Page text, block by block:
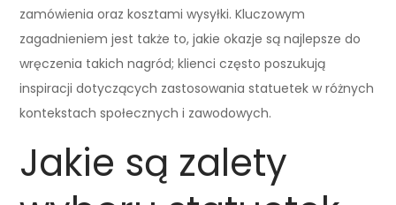
zamówienia oraz kosztami wysyłki. Kluczowym
zagadnieniem jest także to, jakie okazje są najlepsze do
wręczenia takich nagród; klienci często poszukują
inspiracji dotyczących zastosowania statuetek w różnych
kontekstach społecznych i zawodowych.
Jakie są zalety